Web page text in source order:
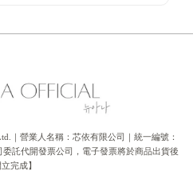
｜營業人名稱：芯依有限公司｜統一編號：
託代開發票公司，電子發票將於商品出貨後
完成】